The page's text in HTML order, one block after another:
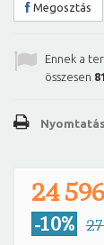
Megosztás
Ennek a
összesen 81
Nyomtatás
24
-10%